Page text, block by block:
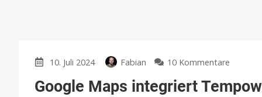
10. Juli 2024 Fabian 10 Kommentare
Maps
Google Maps integriert